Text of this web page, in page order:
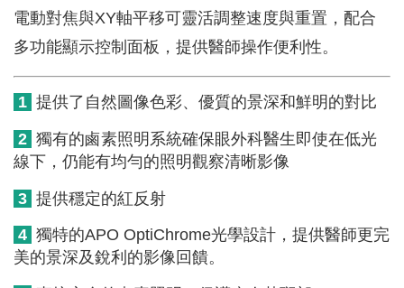
電動對焦與XY軸平移可靈活調整速度與重置，配合
多功能顯示控制面板，提供醫師操作便利性。
1 提供了自然圖像色彩、優質的景深和鮮明的對比
2 獨有的鹵素照明系統確保眼外科醫生即使在低光
線下，仍能有均勻的照明觀察清晰影像
3 提供穩定的紅反射
4 獨特的APO OptiChrome光學設計，提供醫師更完
美的景深及銳利的影像回饋。